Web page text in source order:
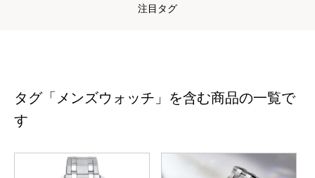
注目タグ
タグ「メンズウォッチ」を含む商品の一覧で
す